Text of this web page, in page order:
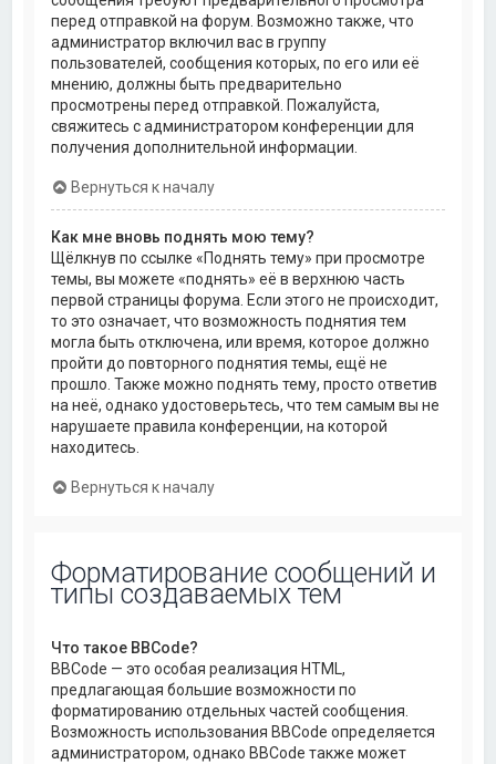
перед отправкой на форум. Возможно также, что
администратор включил вас в группу
пользователей, сообщения которых, по его или её
мнению, должны быть предварительно
просмотрены перед отправкой. Пожалуйста,
свяжитесь с администратором конференции для
получения дополнительной информации.
Вернуться к началу
Как мне вновь поднять мою тему?
Щёлкнув по ссылке «Поднять тему» при просмотре
темы, вы можете «поднять» её в верхнюю часть
первой страницы форума. Если этого не происходит,
то это означает, что возможность поднятия тем
могла быть отключена, или время, которое должно
пройти до повторного поднятия темы, ещё не
прошло. Также можно поднять тему, просто ответив
на неё, однако удостоверьтесь, что тем самым вы не
нарушаете правила конференции, на которой
находитесь.
Вернуться к началу
Форматирование сообщений и
типы создаваемых тем
Что такое BBCode?
BBCode — это особая реализация HTML,
предлагающая большие возможности по
форматированию отдельных частей сообщения.
Возможность использования BBCode определяется
администратором, однако BBCode также может